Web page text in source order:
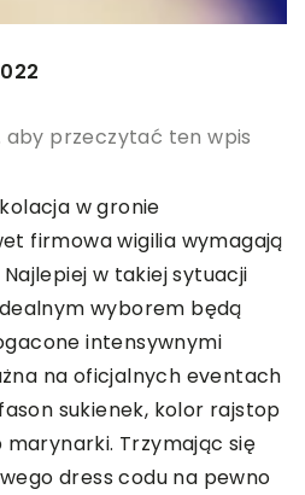
aby przeczytać ten wpis
w gronie
firmowa wigilia wymagają
w takiej sytuacji
wyborem będą
intensywnymi
na oficjalnych eventach
sukienek, kolor rajstop
Trzymając się
dress codu na pewno